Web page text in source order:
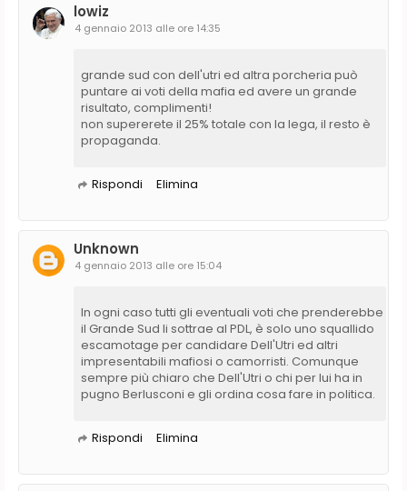
lowiz
4 gennaio 2013 alle ore 14:35
grande sud con dell'utri ed altra porcheria può
puntare ai voti della mafia ed avere un grande
risultato, complimenti!
non supererete il 25% totale con la lega, il resto è
propaganda.
Rispondi Elimina
Unknown
4 gennaio 2013 alle ore 15:04
In ogni caso tutti gli eventuali voti che prenderebbe
il Grande Sud li sottrae al PDL, è solo uno squallido
escamotage per candidare Dell'Utri ed altri
impresentabili mafiosi o camorristi. Comunque
sempre più chiaro che Dell'Utri o chi per lui ha in
pugno Berlusconi e gli ordina cosa fare in politica.
Rispondi Elimina